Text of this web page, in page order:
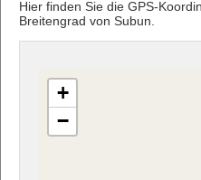
Hier finden Sie die GPS-
Breitengrad von Subun.
+
−